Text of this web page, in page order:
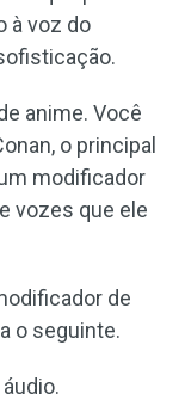
à voz do
anime. Você
o principal
modificador
vozes que ele
de
o seguinte.